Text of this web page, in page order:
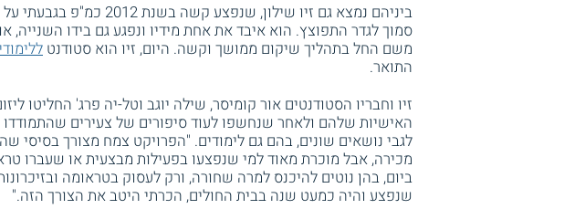
ביניהם נמצא גם זיו שילון,
סמוך לגדר התפוצץ. הוא איבד את אחת מידיו ונפגע גם בידו השנייה,
משם החל בתהליך שיקום ממושך וקשה. היום, זיו הוא סטודנט
התואר.
זיו וחבריו הסטודנטים אור קומיסר, שילה יוגב וטל-יה פרג' החליטו
האישיות שלהם ולאחר שנחשפו לעוד סיפורים של צעירים
לגבי נושאים שונים, בהם גם לימודים. "הפרויקט צמח מצורך בסיסי
מכירה, אבל מוכרת מאוד למי שנפצעו בפעילות מבצעית או שעברו
ביום, בהן נוטים להיכנס למרה שחורה, ורק לעסוק בטראומה
שנפצע והיה כמעט שנה בבית החולים, הכרתי היטב את הצורך הזה."